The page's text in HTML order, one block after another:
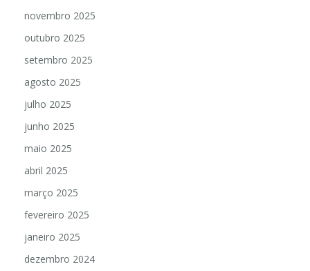
novembro 2025
outubro 2025
setembro 2025
agosto 2025
julho 2025
junho 2025
maio 2025
abril 2025
março 2025
fevereiro 2025
janeiro 2025
dezembro 2024